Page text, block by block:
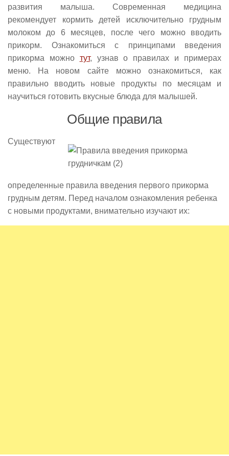
развития малыша. Современная медицина
рекомендует кормить детей исключительно грудным
молоком до 6 месяцев, после чего можно вводить
прикорм. Ознакомиться с принципами введения
прикорма можно тут, узнав о правилах и примерах
меню. На новом сайте можно ознакомиться, как
правильно вводить новые продукты по месяцам и
научиться готовить вкусные блюда для малышей.
Общие правила
Существуют
определенные правила введения первого прикорма
грудным детям. Перед началом ознакомления ребенка
с новыми продуктами, внимательно изучают их: